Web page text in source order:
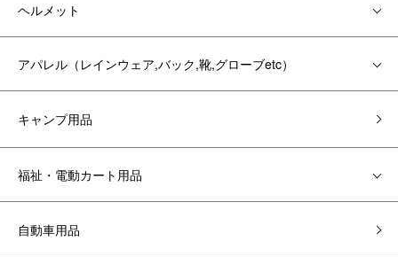
ヘルメット
アパレル（レインウェア,バック,靴,グローブetc）
キャンプ用品
福祉・電動カート用品
自動車用品